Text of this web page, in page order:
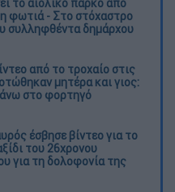
το αιολικό πάρκο από
η φωτιά - Στο στόχαστρο
συλληφθέντα δημάρχου
από το τροχαίο στις
μητέρα και γιος:
στο φορτηγό
έσβησε βίντεο για το
του 26χρονου
για τη δολοφονία της